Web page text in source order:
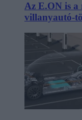
Az E.ON is a
villanyautó-